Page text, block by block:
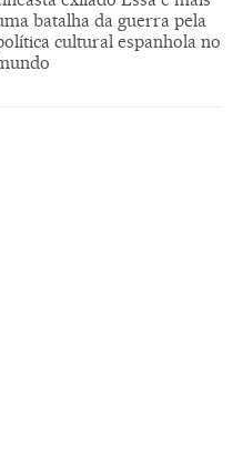
batalha da guerra pela
cultural espanhola no